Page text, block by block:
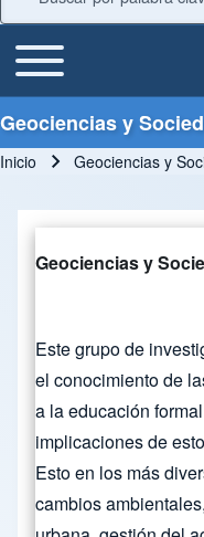
Main Menu
Toggle main menu
Geociencias y
Inicio Geociencias y
Geociencias y
Este grupo de
el conocimiento de
a la educación
implicaciones de
Esto en los más
cambios